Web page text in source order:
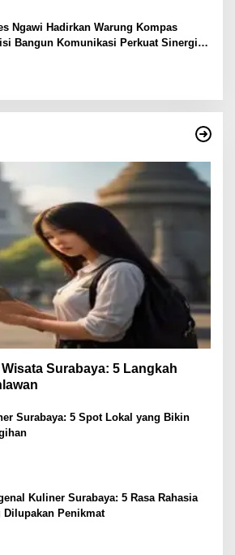
Ngawi Hadirkan Warung Kompas
Bangun Komunikasi Perkuat Sinergi
Surabaya: 5 Langkah
Surabaya: 5 Spot Lokal yang Bikin
Kuliner Surabaya: 5 Rasa Rahasia
Dilupakan Penikmat